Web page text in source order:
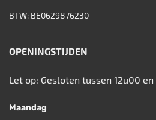
BTW: BE0629876230
OPENINGSTIJDEN
Let op: Gesloten tussen 12u00 en
Maandag